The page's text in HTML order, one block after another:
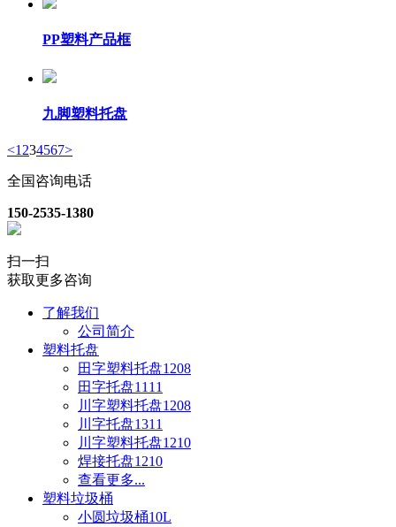
PP塑料产品框
九脚塑料托盘
<1 234567>
全国咨询电话
150-2535-1380
扫一扫
获取更多咨询
了解我们
公司简介
塑料托盘
田字塑料托盘1208
田字托盘1111
川字塑料托盘1208
川字托盘1311
川字塑料托盘1210
焊接托盘1210
查看更多...
塑料垃圾桶
小圆垃圾桶10L